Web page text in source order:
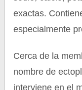
exactas.
especialmente
Cerca de la
nombre de
interviene en el